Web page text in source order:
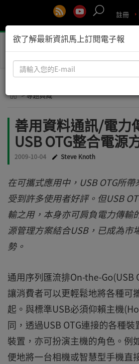
註冊
> 專題典藏
善用資料通訊/電力
USB OTG整合電源
2009-10-04 Steve Knoth
在可攜式應用中，USB OTG所
受到許多使用者好評。但USB
輸之用，本身亦可肩負電力傳輸
源管理方案結合USB，已成為市
勢。
通用序列匯流排On-the-Go(USB
讓消費者可以更輕鬆地將各種可
起。與標準USB必須仰賴主機
同，透過USB OTG連接的各種
裝置，亦可扮演主機的角色。例
便地將一台相機或智慧型手機直
欲了解最新資訊馬上訂閱電子報
請
輸
您
E-
mail